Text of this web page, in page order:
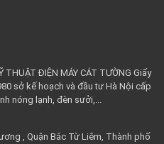
THUẬT ĐIỆN MÁY CÁT TƯỜNG Giấy
sở kế hoạch và đầu tư Hà Nội cấp
nóng lạnh, đèn sưởi,...
, Quận Bắc Từ Liêm, Thành phố